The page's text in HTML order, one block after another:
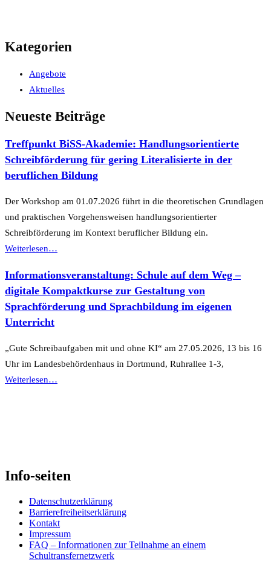
Kategorien
Angebote
Aktuelles
Neueste Beiträge
Treffpunkt BiSS-Akademie: Handlungsorientierte
Schreibförderung für gering Literalisierte in der
beruflichen Bildung
Der Workshop am 01.07.2026 führt in die theoretischen Grundlagen
und praktischen Vorgehensweisen handlungsorientierter
Schreibförderung im Kontext beruflicher Bildung ein.
Weiterlesen
Akademie:
Handlungsorientierte
Schreibförderung
für
…
Informationsveranstaltung: Schule auf dem Weg –
digitale Kompaktkurse zur Gestaltung von
Sprachförderung und Sprachbildung im eigenen
Unterricht
„Gute Schreibaufgaben mit und ohne KI“ am 27.05.2026, 13 bis 16
Uhr im Landesbehördenhaus in Dortmund, Ruhrallee 1-3,
Weiterlesen“Informationsveranstaltung:
digitale
zur
Gestaltung
von
Sprachförderung
…
Info-seiten
Datenschutzerklärung
Barrierefreiheitserklärung
Kontakt
Impressum
FAQ – Informationen zur Teilnahme an einem
Schultransfernetzwerk